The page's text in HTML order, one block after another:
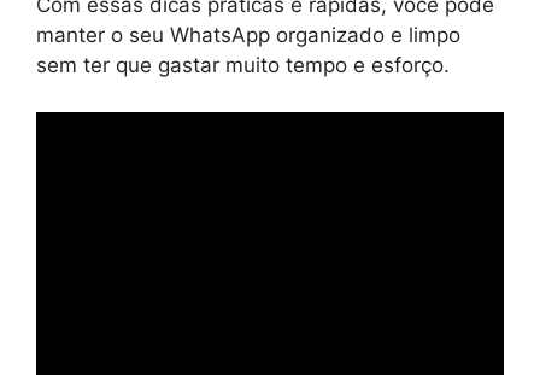
Com essas dicas práticas e rápidas, você pode
manter o seu WhatsApp organizado e limpo
sem ter que gastar muito tempo e esforço.